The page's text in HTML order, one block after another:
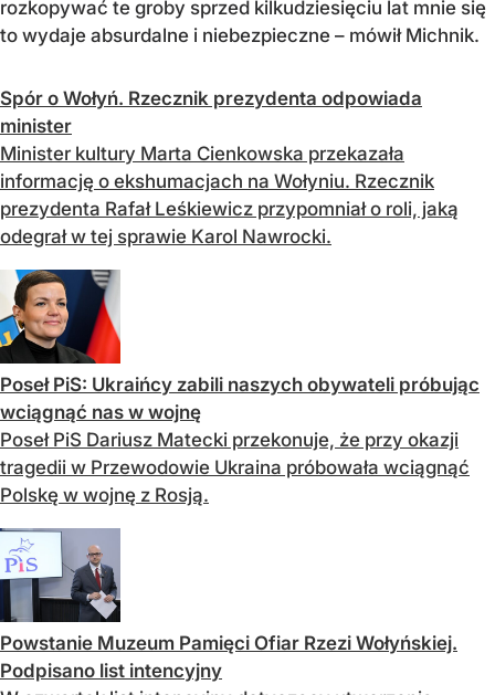
rozkopywać te groby sprzed kilkudziesięciu lat mnie się
to wydaje absurdalne i niebezpieczne – mówił Michnik.
Spór o Wołyń. Rzecznik prezydenta odpowiada
minister
Minister kultury Marta Cienkowska przekazała
informację o ekshumacjach na Wołyniu. Rzecznik
prezydenta Rafał Leśkiewicz przypomniał o roli, jaką
odegrał w tej sprawie Karol Nawrocki.
Poseł PiS: Ukraińcy zabili naszych obywateli próbując
wciągnąć nas w wojnę
Poseł PiS Dariusz Matecki przekonuje, że przy okazji
tragedii w Przewodowie Ukraina próbowała wciągnąć
Polskę w wojnę z Rosją.
Powstanie Muzeum Pamięci Ofiar Rzezi Wołyńskiej.
Podpisano list intencyjny